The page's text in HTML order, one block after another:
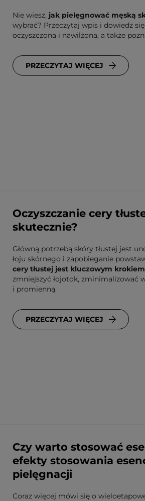
Nie wiesz, jak pielęgnować męską
wybrać? Przeczytaj wpis i dowiedz
oczyszczona i nawilżona, a także
PRZECZYTAJ WIĘCEJ
Oczyszczanie cery
skutecznie?
Główną potrzebą skóry tłustej jest
łoju skórnego i zapobieganie
cery tłustej jest kluczowym
zmniejszyć łojotok, zminimalizować
i promienną.
PRZECZYTAJ WIĘCEJ
Czy warto stosować
efekty stosowania
pielęgnacji
Coraz więcej mówi się o